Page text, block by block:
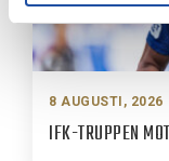
8 AUGUSTI, 2026
IFK-TRUPPEN